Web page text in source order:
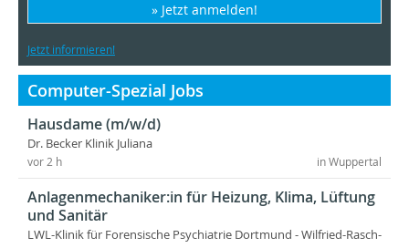
» Jetzt anmelden!
Jetzt informieren!
Computer-Spezial Jobs
Hausdame (m/w/d)
Dr. Becker Klinik Juliana
in Wuppertal
vor 2 h
Anlagenmechaniker:in für Heizung, Klima, Lüftung
und Sanitär
LWL-Klinik für Forensische Psychiatrie Dortmund - Wilfried-Rasch-